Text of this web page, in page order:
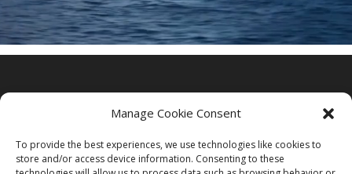
Manage Cookie Consent
To provide the best experiences, we use technologies like cookies to
store and/or access device information. Consenting to these